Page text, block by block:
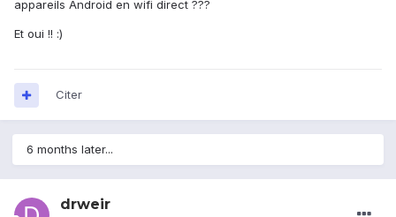
appareils Android en wifi direct ???
Et oui !! :)
Citer
6 months later...
drweir